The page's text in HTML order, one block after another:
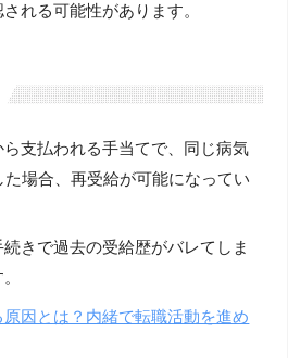
れる可能性があります。
支払われる手当てで、同じ病気
場合、再受給が可能になってい
きで過去の受給歴がバレてしま
因とは？内緒で転職活動を進め